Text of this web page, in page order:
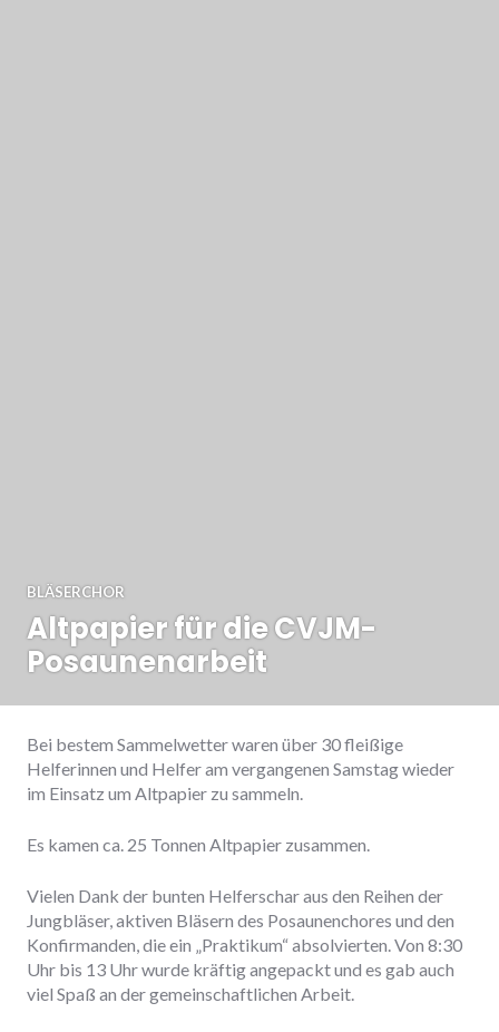
BLÄSERCHOR
Altpapier für die CVJM-
Posaunenarbeit
Bei bestem Sammelwetter waren über 30 fleißige
Helferinnen und Helfer am vergangenen Samstag wieder
im Einsatz um Altpapier zu sammeln.
Es kamen ca. 25 Tonnen Altpapier zusammen.
Vielen Dank der bunten Helferschar aus den Reihen der
Jungbläser, aktiven Bläsern des Posaunenchores und den
Konfirmanden, die ein „Praktikum“ absolvierten. Von 8:30
Uhr bis 13 Uhr wurde kräftig angepackt und es gab auch
viel Spaß an der gemeinschaftlichen Arbeit.